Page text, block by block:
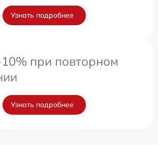
Узнать подробнее
при повторном
Узнать подробнее